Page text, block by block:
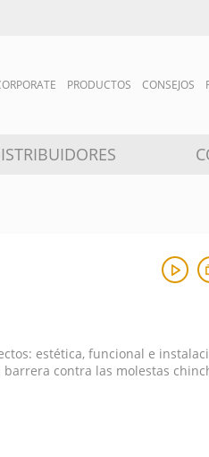
PRODUCTOS CONSEJOS
estética, funcional e
contra las molestas